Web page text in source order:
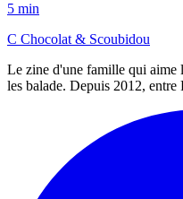
5 min
C Chocolat & Scoubidou
Le zine d'une famille qui aime
les balade. Depuis 2012, entre